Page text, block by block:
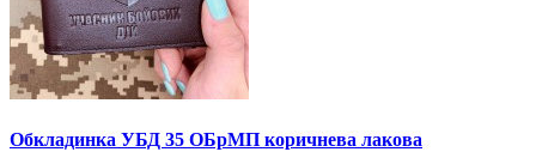
Обкладинка УБД 35 ОБрМП коричнева лакова